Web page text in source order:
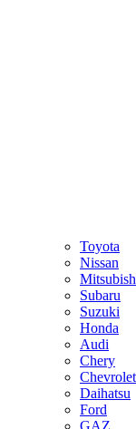
Toyota
Nissan
Subaru
Suzuki
Honda
Audi
Chery
Chevrolet
Daihatsu
Ford